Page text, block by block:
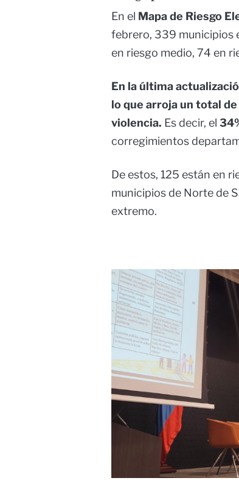
En el Mapa de Riesgo
febrero, 339 municipios
en riesgo medio, 74 en
En la última
lo que arroja un total
violencia. Es decir, el
corregimientos
De estos, 125 están en
municipios de Norte de
extremo.